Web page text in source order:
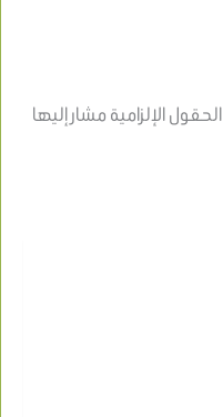
الحقول الإلزامية مشار إليها